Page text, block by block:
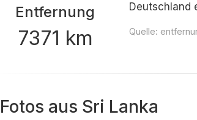
Entfernung
7371 km
Deutschland
Quelle:
Fotos aus Sri Lanka